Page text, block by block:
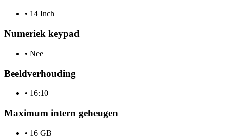
• 14 Inch
Numeriek keypad
• Nee
Beeldverhouding
• 16:10
Maximum intern geheugen
• 16 GB